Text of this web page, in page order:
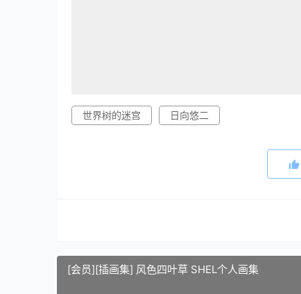
世界树的迷宫 日向悠二
[会员][插画集] 风色四叶草 SHEL个人画集